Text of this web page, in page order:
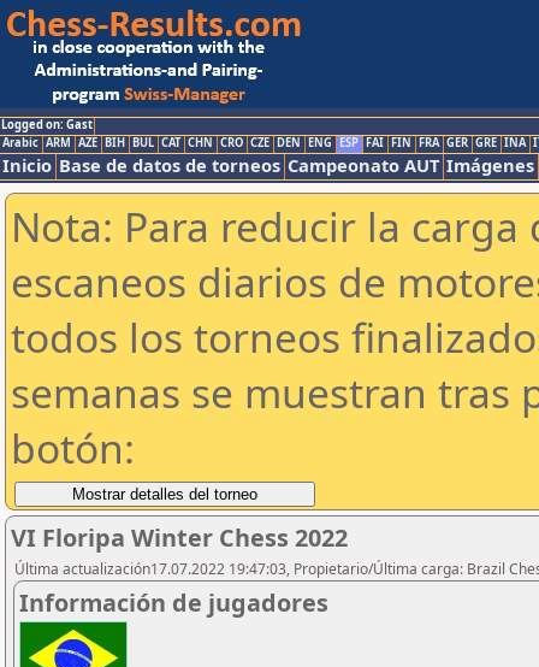
Logged on: Gast
Arabic ARM AZE BIH BUL CAT CHN CRO CZE DEN ENG ESP FAI FIN FRA GER GRE INA
Inicio Base de datos de torneos Campeonato AUT Imágenes
Nota: Para reducir la
escaneos diarios de
todos los torneos
semanas se muestran tras
botón:
VI Floripa Winter Chess 2022
Última actualización17.07.2022 19:47:03, Propietario/Última carga: Brazil
Información de jugadores